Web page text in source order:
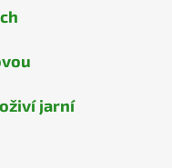
jarní